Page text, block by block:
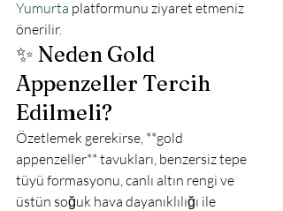
Yumurta platformunu ziyaret etmeniz
önerilir.
✨ Neden Gold
Appenzeller Tercih
Edilmeli?
Özetlemek gerekirse, **gold
appenzeller** tavukları, benzersiz tepe
tüyü formasyonu, canlı altın rengi ve
üstün soğuk hava dayanıklılığı ile